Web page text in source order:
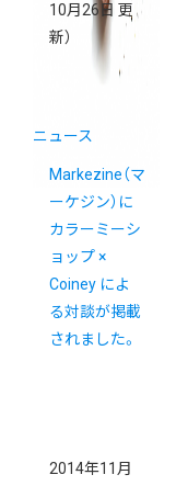
10月26日 更
新）
ニュース
Markezine（マ
ーケジン）に
カラーミーシ
ョップ ×
Coiney によ
る対談が掲載
されました。
2014年11月